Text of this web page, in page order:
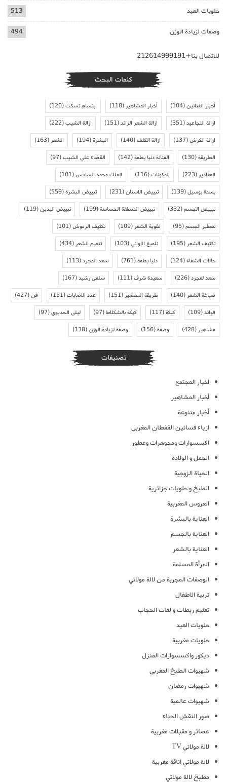
حلويات العيد 513
وصفات لزيادة الوزن 494
للاتصال بنا+212614999191
كلمات البحث
أخبار الفنانين(104) أخبار المشاهير(118) ابتسام تسكت(120)
ازالة التجاعيد(351) ازالة الشعر الزائد(151) ازالة الشيب(222)
ازالة الكرش(137) ازالة الكلف(140) البشرة(194) الشعر(163)
الطريقة(130) الفنانة دنيا بطمة(142) القضاء على الشيب(97)
المقادير(223) المكونات(116) الملك محمد السادس(101)
بسمة بوسيل(139) تبييض الاسنان(231) تبييض البشرة(559)
تبييض الجسم(332) تبييض المنطقة الحساسة(199) تبييض اليدين(119)
تعطير الجسم(95) تقوية الشعر(109) تكثيف الرموش(101)
تكثيف الشعر(195) تلميع الاواني(103) تنعيم الشعر(434)
حالات الشفاء(124) دنيا بطمة(761) سعد المجرد(113)
سعد لمجرد(226) سعيدة شرف(111) سلمى رشيد(167)
صباغة الشعر(140) طريقة التحضير(151) عدد الاصابات(151) فن(427)
فوائد(109) كيكة(117) كيكة بالشكلاط(97) ليلى الحديوي(97)
مشاهير(428) وصفة(156) وصفة لزيادة الوزن(138)
تصنيفات
أخبار المجتمع
أخبار المشاهير
أخبار متنوعة
ازياء فساتين القفطان المغربي
اكسسوارات ومجوهرات وعطور
الحمل و الولادة
الحياة الزوجية
الطبخ و حلويات جزائرية
العروس المغربية
العناية بالبشرة
العناية بالجسم
العناية بالشعر
المرأة المسلمة
الوصفات المجربة من لالة مولاتي
تربية الاطفال
تعليم ربطات و لفات الحجاب
حلويات العيد
حلويات مغربية
ديكور واكسسوارات المنزل
شهيوات الطبخ المغربي
شهيوات رمضان
شهيوات عالمية
صور النقش الحناء
عصائر و مقبلات مغربية
لالة مولاتي TV
لالة مولاتي اناقة مغربية
مطبخ لالة مولاتي